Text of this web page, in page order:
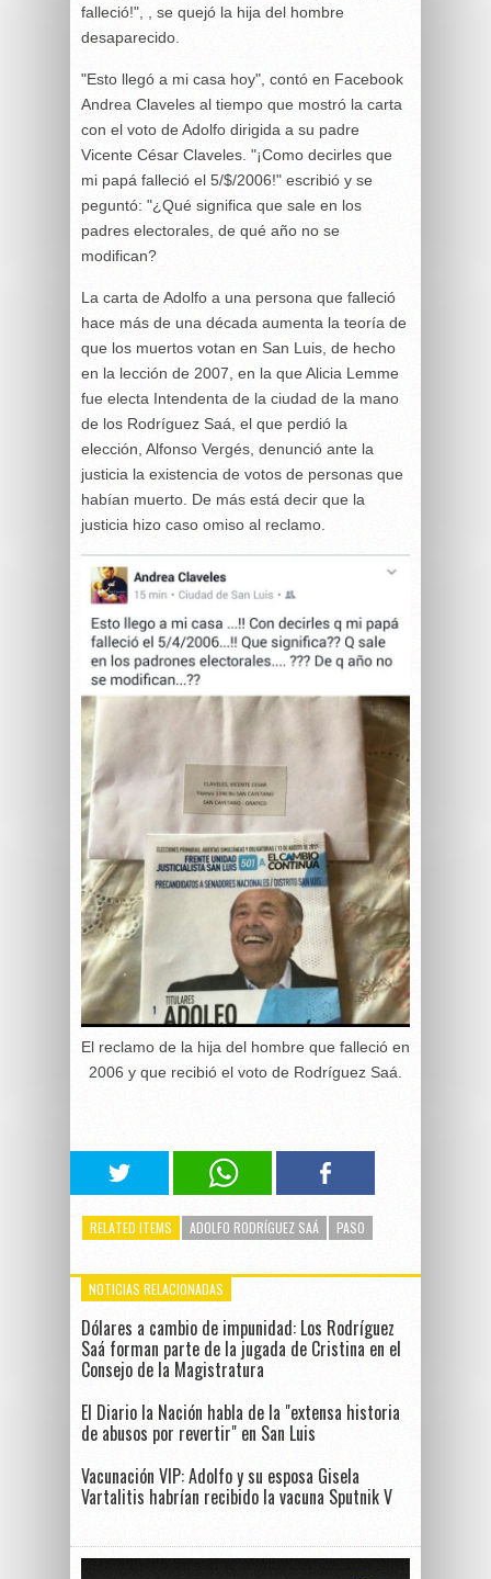
falleció!", , se quejó la hija del hombre
desaparecido.
"Esto llegó a mi casa hoy", contó en Facebook
Andrea Claveles al tiempo que mostró la carta
con el voto de Adolfo dirigida a su padre
Vicente César Claveles. "¡Como decirles que
mi papá falleció el 5/$/2006!" escribió y se
peguntó: "¿Qué significa que sale en los
padres electorales, de qué año no se
modifican?
La carta de Adolfo a una persona que falleció
hace más de una década aumenta la teoría de
que los muertos votan en San Luis, de hecho
en la lección de 2007, en la que Alicia Lemme
fue electa Intendenta de la ciudad de la mano
de los Rodríguez Saá, el que perdió la
elección, Alfonso Vergés, denunció ante la
justicia la existencia de votos de personas que
habían muerto. De más está decir que la
justicia hizo caso omiso al reclamo.
El reclamo de la hija del hombre que falleció en
2006 y que recibió el voto de Rodríguez Saá.
RELATED ITEMS ADOLFO RODRÍGUEZ SAÁ PASO
NOTICIAS RELACIONADAS
Dólares a cambio de impunidad: Los Rodríguez
Saá forman parte de la jugada de Cristina en el
Consejo de la Magistratura
El Diario la Nación habla de la "extensa historia
de abusos por revertir" en San Luis
Vacunación VIP: Adolfo y su esposa Gisela
Vartalitis habrían recibido la vacuna Sputnik V